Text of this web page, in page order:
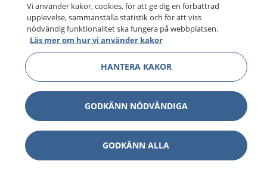
Vi använder kakor, cookies, för att ge dig en förbättrad
upplevelse, sammanställa statistik och för att viss
nödvändig funktionalitet ska fungera på webbplatsen.
Läs mer om hur vi använder kakor
HANTERA KAKOR
GODKÄNN NÖDVÄNDIGA
GODKÄNN ALLA